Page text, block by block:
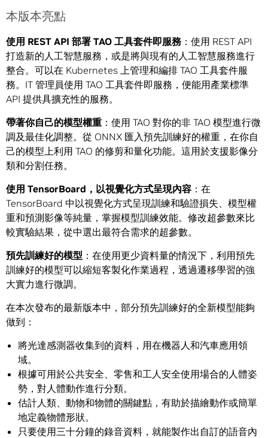
本版本亮點
使用 REST API 部署 TAO 工具套件即服務 ：使用 REST API
打造新的人工智慧服務，或是將與現有的人工智慧服務進行
整合。可以在 Kubernetes 上管理和編排 TAO 工具套件服
務。IT 管理員使用 TAO 工具套件即服務，便能用產業標準
API 提供具擴充性的服務。
帶著你自己的模型權重 ：使用 TAO 對你的非 TAO 模型進行微
調及最佳化調整。從 ONNX 匯入預先訓練好的權重，在你自
己的模型上利用 TAO 的修剪和量化功能。這用於支援影像分
類和分割任務。
使用 TensorBoard ，以視覺化方式呈現內容 ：在
TensorBoard 中以視覺化方式呈現訓練和驗證損失、模型權
重和預測影像等純量，掌握模型訓練效能。修改超參數來比
較實驗結果，從中選出最符合需求的超參數。
預先訓練好的模型 ：在使用更少資料量的情況下，利用預先
訓練好的模型可以縮短客製化作業過程，透過遷移學習的強
大實力進行微調。
在本次發布的最新版本中，部分預先訓練好的全新模型能夠
做到：
將光達感測器收集到的資料，用在機器人和汽車應用領
域。
根據可用於公共安全、零售和工人安全使用場合的人體姿
勢，對人體動作進行分類。
估計人類、動物和物體的關鍵點，有助於描繪動作或簡單
地定義物體形狀。
只要使用三十分鐘的錄音資料，就能製作出自訂的語音內